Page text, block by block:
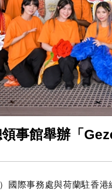
事館舉辦「
際事務處與荷蘭駐香港